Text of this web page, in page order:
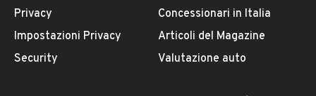
Privacy
Impostazioni Privacy
Security
Concessionari in Italia
Articoli del Magazine
Valutazione auto